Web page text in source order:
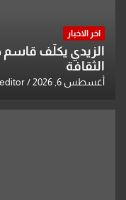
اخر الاخبار
الزيدي يكلّف قاسم
الثقافة
أغسطس 6, 2026 editor